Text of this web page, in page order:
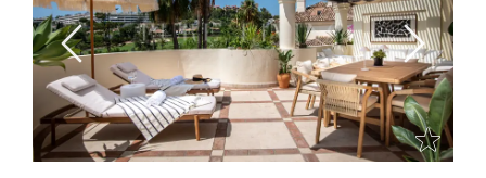
Previous Next